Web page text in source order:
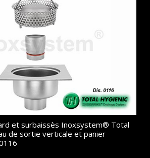
et surbaissès Inoxsystem® Total
de sortie verticale et panier